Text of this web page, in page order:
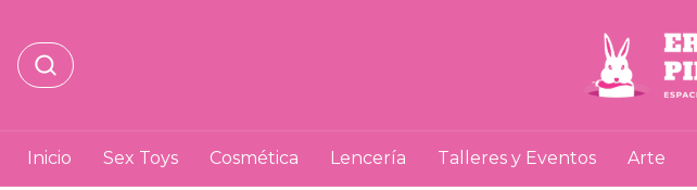
Inicio Sex Toys Cosmética Lencería Talleres y Eventos Arte